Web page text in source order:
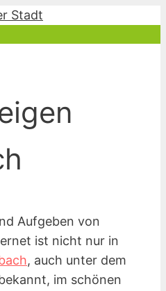
Aufgeben von
ist nicht nur in
, auch unter dem
im schönen